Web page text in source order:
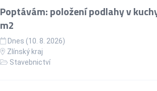
Poptávám: položení podlahy v
m2
Dnes (10. 8. 2026)
Zlínský kraj
Stavebnictví